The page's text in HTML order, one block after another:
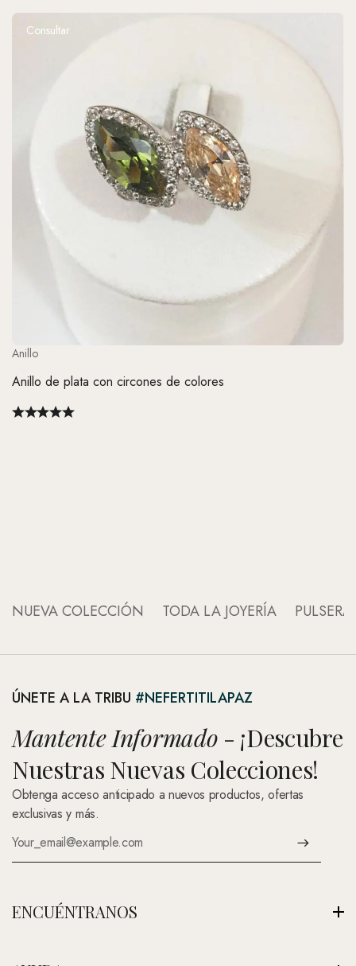
Consultar
Anillo
Anillo de plata con circones de colores
NUEVA COLECCIÓN TODA LA JOYERÍA
ÚNETE A LA TRIBU #NEFERTITILAPAZ
Mantente Informado - ¡Descubre
Nuestras Nuevas Colecciones!
Obtenga acceso anticipado a nuevos productos, ofertas
exclusivas y más.
ENCUÉNTRANOS